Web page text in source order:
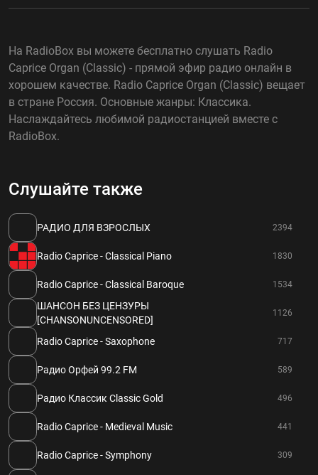
На RadioBox вы можете бесплатно слушать Radio
Caprice Organ (Classic) - прямой эфир радио онлайн в
хорошем качестве. Radio Caprice Organ (Classic) вещает
в стране Россия. Основные жанры: Классика.
Наслаждайтесь любимой радиостанцией вместе с
RadioBox.
Слушайте также
РАДИО ДЛЯ ВЗРОСЛЫХ 2394
Radio Caprice - Classical Piano 1830
Radio Caprice - Classical Baroque 1534
ШАНСОН БЕЗ ЦЕНЗУРЫ
[CHANSONUNCENSORED]
1126
Radio Caprice - Saxophone 717
Радио Орфей 99.2 FM 589
Радио Классик Classic Gold 496
Radio Caprice - Medieval Music 441
Radio Caprice - Symphony 309